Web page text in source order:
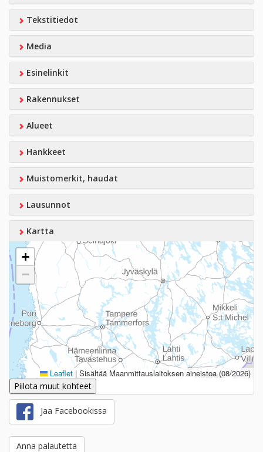
Tekstitiedot
Media
Esinelinkit
Rakennukset
Alueet
Hankkeet
Muistomerkit, haudat
Lausunnot
Kartta
+
−
Leaflet | Sisältää Maanmittauslaitoksen aineistoa (08/2026)
Piilota muut kohteet
Jaa Facebookissa
Anna palautetta